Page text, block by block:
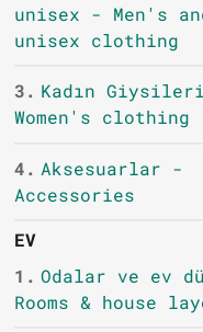
unisex - Men's
unisex clothing
3. Kadın
Women's clothing
4. Aksesuarlar -
Accessories
EV
1. Odalar ve ev
Rooms & house